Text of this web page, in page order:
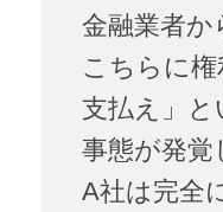
金融業者か
こちらに
支払え」と
事態が発覚
A社は完全